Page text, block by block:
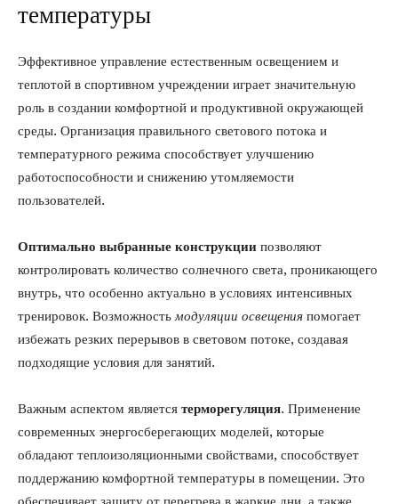
температуры
Эффективное управление естественным освещением и
теплотой в спортивном учреждении играет значительную
роль в создании комфортной и продуктивной окружающей
среды. Организация правильного светового потока и
температурного режима способствует улучшению
работоспособности и снижению утомляемости
пользователей.
Оптимально выбранные конструкции позволяют
контролировать количество солнечного света, проникающего
внутрь, что особенно актуально в условиях интенсивных
тренировок. Возможностьмодуляции освещения помогает
избежать резких перерывов в световом потоке, создавая
подходящие условия для занятий.
Важным аспектом является терморегуляция. Применение
современных энергосберегающих моделей, которые
обладают теплоизоляционными свойствами, способствует
поддержанию комфортной температуры в помещении. Это